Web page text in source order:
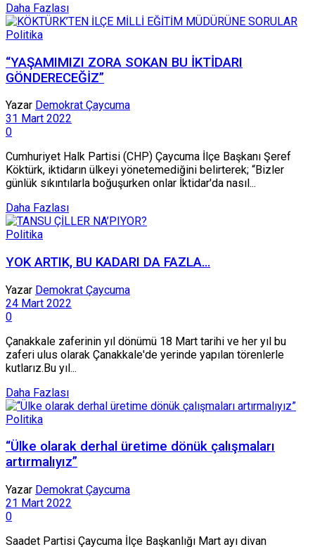
Daha Fazlası
Politika
“YAŞAMIMIZI ZORA SOKAN BU İKTİDARI
GÖNDERECEĞİZ”
Yazar Demokrat Çaycuma
31 Mart 2022
0
Cumhuriyet Halk Partisi (CHP) Çaycuma İlçe Başkanı Şeref
Köktürk, iktidarın ülkeyi yönetemediğini belirterek; “Bizler
günlük sıkıntılarla boğuşurken onlar İktidar'da nasıl...
Daha Fazlası
Politika
YOK ARTIK, BU KADARI DA FAZLA…
Yazar Demokrat Çaycuma
24 Mart 2022
0
Çanakkale zaferinin yıl dönümü 18 Mart tarihi ve her yıl bu
zaferi ulus olarak Çanakkale'de yerinde yapılan törenlerle
kutlarız.Bu yıl...
Daha Fazlası
Politika
“Ülke olarak derhal üretime dönük çalışmaları
artırmalıyız”
Yazar Demokrat Çaycuma
21 Mart 2022
0
Saadet Partisi Çaycuma İlçe Başkanlığı Mart ayı divan